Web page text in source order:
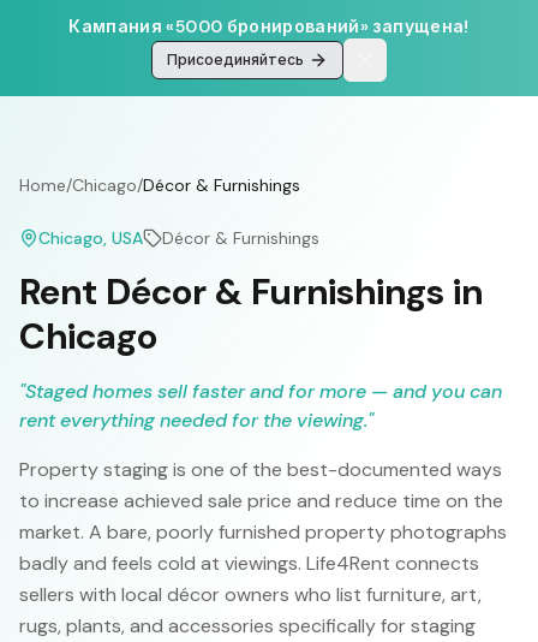
Кампания «5000 бронирований» запущена!
Присоединяйтесь
Home/Chicago/Décor & Furnishings
Chicago, USA Décor & Furnishings
Rent Décor & Furnishings in
Chicago
"Staged homes sell faster and for more — and you can
rent everything needed for the viewing."
Property staging is one of the best-documented ways
to increase achieved sale price and reduce time on the
market. A bare, poorly furnished property photographs
badly and feels cold at viewings. Life4Rent connects
sellers with local décor owners who list furniture, art,
rugs, plants, and accessories specifically for staging